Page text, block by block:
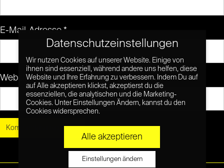
E-Mail-Adresse *
Website
Datenschutzeinstellungen
Wir nutzen Cookies auf unserer Website. Einige von
ihnen sind essenziell, während andere uns helfen, diese
Website und Ihre Erfahrung zu verbessern. Indem Du auf
auf Alle akzeptieren klickst, akzeptierst du die
essenziellen, die analytischen und die Marketing-
Cookies. Unter Einstellungen Ändern, kannst du den
Cookies widersprechen.
Alle akzeptieren
Einstellungen ändern